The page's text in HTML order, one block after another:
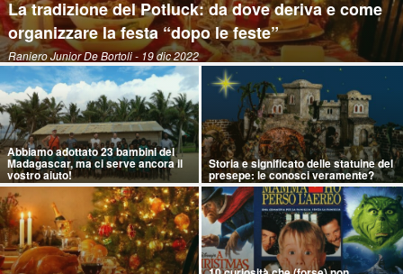
La tradizione del Potluck: da dove deriva e come
organizzare la festa “dopo le feste”
Raniero Junior De Bortoli- 19 dic 2022
Abbiamo adottato 23 bambini del
Madagascar, ma ci serve ancora il
vostro aiuto!
Storia e significato delle statuine del
presepe: le conosci veramente?